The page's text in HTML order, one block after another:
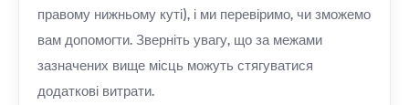
правому нижньому куті), і ми перевіримо, чи зможемо
вам допомогти. Зверніть увагу, що за межами
зазначених вище місць можуть стягуватися
додаткові витрати.